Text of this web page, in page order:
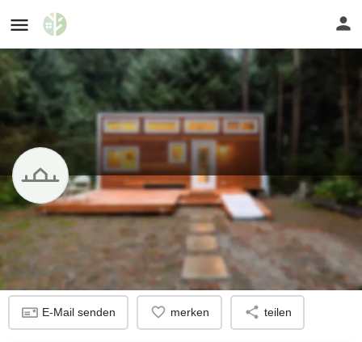
Eifel - Tiny House Dorf in Planung
E-Mail senden merken teilen